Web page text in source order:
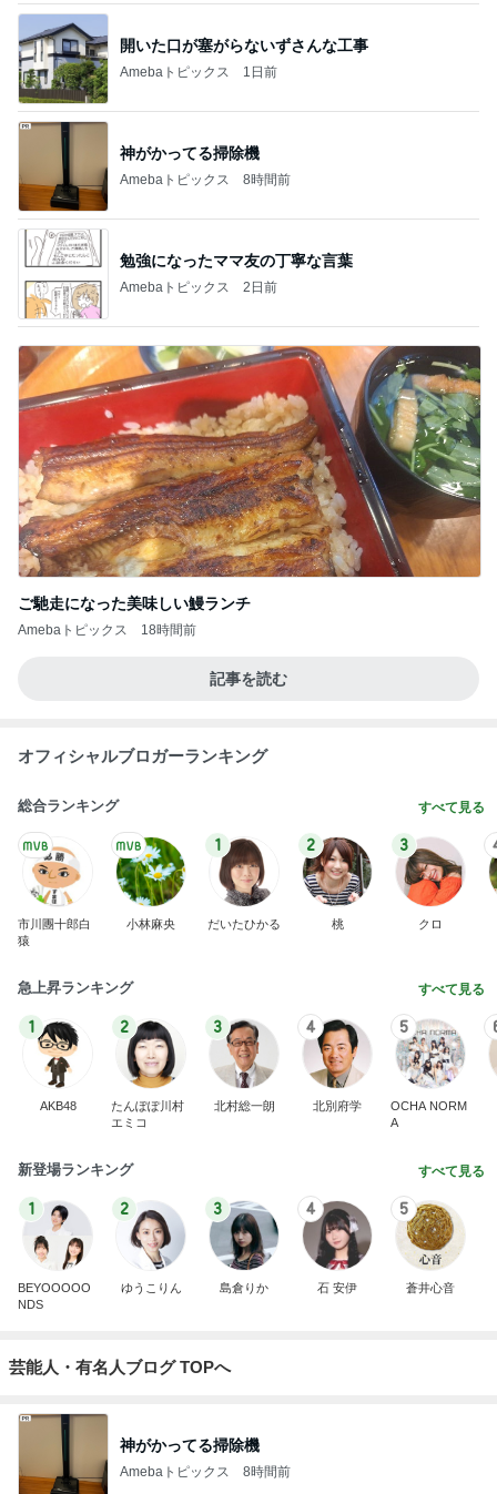
開いた口が塞がらないずさんな工事
Amebaトピックス 1日前
神がかってる掃除機
Amebaトピックス 8時間前
勉強になったママ友の丁寧な言葉
Amebaトピックス 2日前
ご馳走になった美味しい鰻ランチ
Amebaトピックス 18時間前
記事を読む
オフィシャルブロガーランキング
総合ランキング すべて見る
市川團十郎白
猿
小林麻央
1
だいたひかる
2
桃
3
クロ
急上昇ランキング すべて見る
1
AKB48
2
たんぽぽ川村
エミコ
3
北村総一朗
4
北別府学
5
OCHA NORM
A
新登場ランキング すべて見る
1
BEYOOOOO
NDS
2
ゆうこりん
3
島倉りか
4
石 安伊
5
蒼井心音
芸能人・有名人ブログ TOPへ
神がかってる掃除機
Amebaトピックス 8時間前